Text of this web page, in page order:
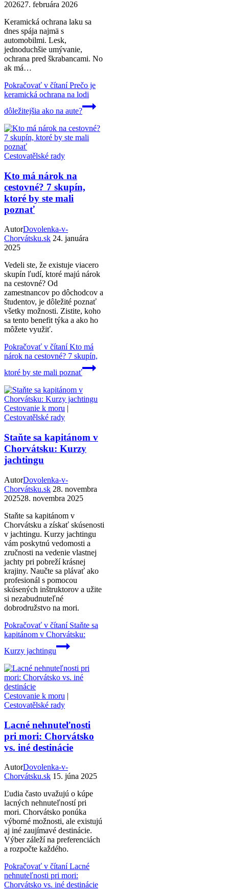
202627. februára 2026
Keramická ochrana laku sa
dnes spája najmä s
automobilmi. Lesk,
jednoduchšie umývanie,
ochrana pred škrabancami. No
ak má…
Pokračovať v čítaníPrečo je
keramická ochrana na lodi
dôležitejšia ako na aute?
Cestovatělské rady
Kto má nárok na
cestovné? 7 skupín,
ktoré by ste mali
poznať
AutorDovolenka-v-
Chorvátsku.sk 24. januára
2025
Vedeli ste, že existuje viacero
skupín ľudí, ktoré majú nárok
na cestovné? Od
zamestnancov po dôchodcov a
študentov, je dôležité poznať
všetky možnosti. Zistite, koho
sa tento benefit týka a ako ho
môžete využiť.
Pokračovať v čítaníKto má
nárok na cestovné? 7 skupín,
ktoré by ste mali poznať
Cestovanie k moru |
Cestovatělské rady
Staňte sa kapitánom v
Chorvátsku: Kurzy
jachtingu
AutorDovolenka-v-
Chorvátsku.sk 28. novembra
202528. novembra 2025
Staňte sa kapitánom v
Chorvátsku a získať skúsenosti
v jachtingu. Kurzy jachtingu
vám poskytnú vedomosti a
zručnosti na vedenie vlastnej
jachty pri pobreží krásnej
krajiny. Naučte sa plávať ako
profesionál s pomocou
skúsených inštruktorov a užite
si nezabudnuteľné
dobrodružstvo na mori.
Pokračovať v čítaníStaňte sa
kapitánom v Chorvátsku:
Kurzy jachtingu
Cestovanie k moru |
Cestovatělské rady
Lacné nehnuteľnosti
pri mori: Chorvátsko
vs. iné destinácie
AutorDovolenka-v-
Chorvátsku.sk 15. júna 2025
Ľudia často uvažujú o kúpe
lacných nehnuteľností pri
mori. Chorvátsko ponúka
výborné možnosti, ale existujú
aj iné zaujímavé destinácie.
Výber záleží na preferenciách
a rozpočte každého.
Pokračovať v čítaníLacné
nehnuteľnosti pri mori:
Chorvátsko vs. iné destinácie